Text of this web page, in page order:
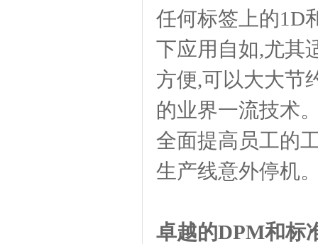
任何标签上的1D
下应用自如,尤其
方便,可以大大节
的业界一流技术
全面提高员工的
生产线意外停机
卓越的DPM和标